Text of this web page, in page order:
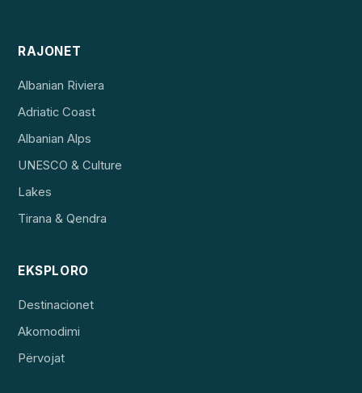
RAJONET
Albanian Riviera
Adriatic Coast
Albanian Alps
UNESCO & Culture
Lakes
Tirana & Qendra
EKSPLORO
Destinacionet
Akomodimi
Përvojat